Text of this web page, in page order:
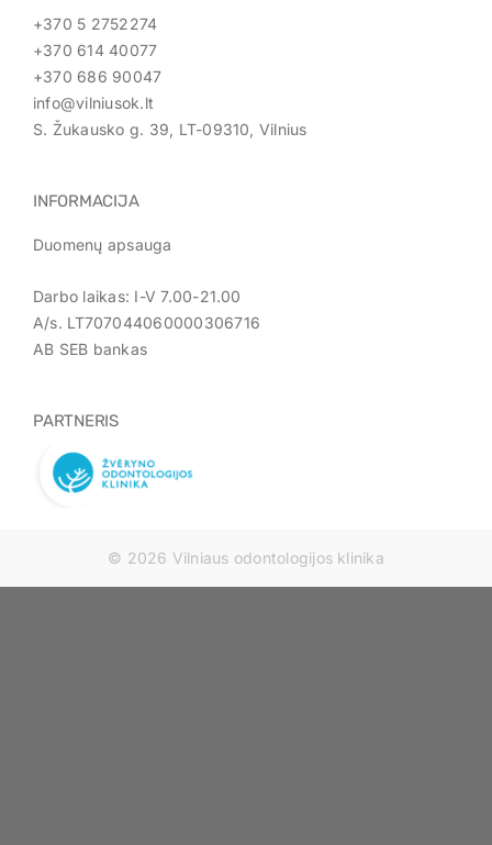
+370 5 2752274
+370 614 40077
+370 686 90047
info@vilniusok.lt
S. Žukausko g. 39, LT-09310, Vilnius
INFORMACIJA
Duomenų apsauga
Darbo laikas: I-V 7.00-21.00
A/s. LT707044060000306716
AB SEB bankas
PARTNERIS
© 2026 Vilniaus odontologijos klinika